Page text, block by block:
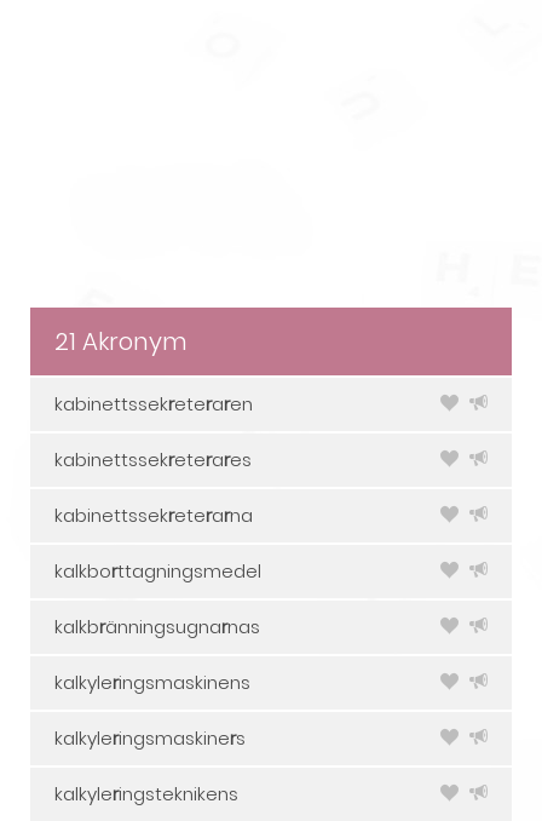
21 Akronym
kabinettssekreteraren
kabinettssekreterares
kabinettssekreterarna
kalkborttagningsmedel
kalkbränningsugnarnas
kalkyleringsmaskinens
kalkyleringsmaskiners
kalkyleringsteknikens